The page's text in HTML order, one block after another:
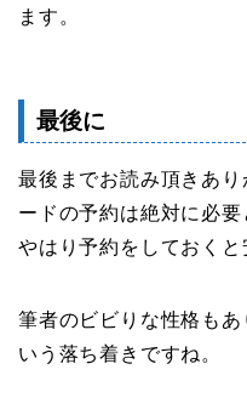
ます。
最後に
最後までお読み頂きあ
ードの予約は絶対に必要
やはり予約をしておくと
筆者のビビりな性格も
いう落ち着きですね。